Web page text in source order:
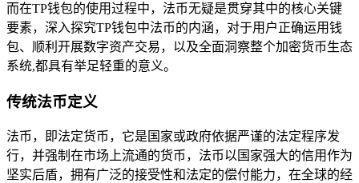
而在TP钱包的使用过程中，法币无疑是贯穿其中的核心关键
要素，深入探究TP钱包中法币的内涵，对于用户正确运用钱
包、顺利开展数字资产交易，以及全面洞察整个加密货币生态
系统,都具有举足轻重的意义。
传统法币定义
法币，即法定货币，它是国家或政府依据严谨的法定程序发
行，并强制在市场上流通的货币，法币以国家强大的信用作为
坚实后盾，拥有广泛的接受性和法定的偿付能力，在全球的经